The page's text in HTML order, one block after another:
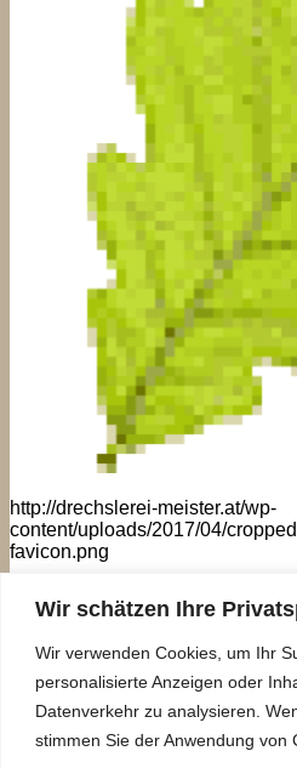
Wir schätzen Ihre
Wir verwenden Cookies, um Ihr
personalisierte Anzeigen oder
Datenverkehr zu analysieren.
stimmen Sie der Anwendung von
http://drechslerei-meister.at/wp-
content/uploads/2017/04/
favicon.png
Zurück
Drechslerei
Bildergalerie
Lieferung